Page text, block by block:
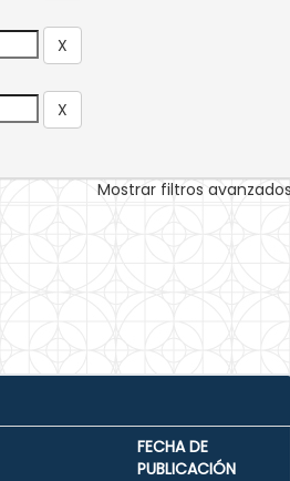
Mostrar filtros avanzados
FECHA DE
PUBLICACIÓN